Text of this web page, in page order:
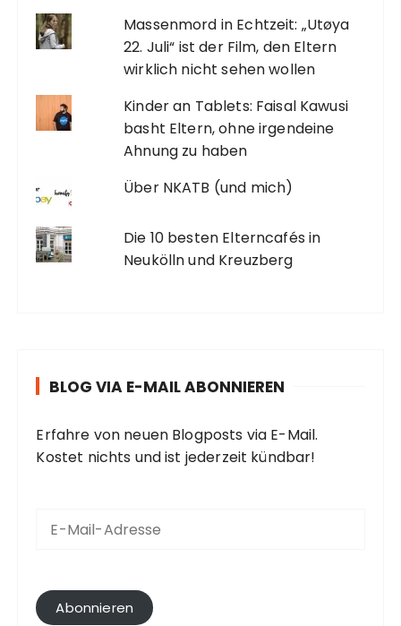
Massenmord in Echtzeit: „Utøya
22. Juli“ ist der Film, den Eltern
wirklich nicht sehen wollen
Kinder an Tablets: Faisal Kawusi
basht Eltern, ohne irgendeine
Ahnung zu haben
Über NKATB (und mich)
Die 10 besten Elterncafés in
Neukölln und Kreuzberg
BLOG VIA E-MAIL ABONNIEREN
Erfahre von neuen Blogposts via E-Mail.
Kostet nichts und ist jederzeit kündbar!
l
Abonnieren